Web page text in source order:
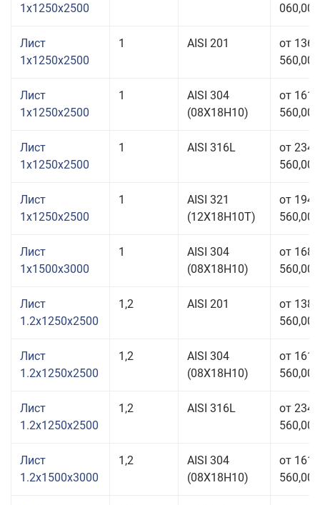
1x1250x2500
060,00
Лист
1x1250x2500
1 AISI 201
от 136
560,00
Лист
1x1250x2500
1
AISI 304
(08Х18Н10)
от 161
560,00
Лист
1x1250x2500
1 AISI 316L
от 234
560,00
Лист
1x1250x2500
1
AISI 321
(12Х18Н10Т)
от 194
560,00
Лист
1x1500x3000
1
AISI 304
(08Х18Н10)
от 168
560,00
Лист
1.2x1250x2500
1,2 AISI 201
от 138
560,00
Лист
1.2x1250x2500
1,2
AISI 304
(08Х18Н10)
от 161
560,00
Лист
1.2x1250x2500
1,2 AISI 316L
от 234
560,00
Лист
1.2x1500x3000
1,2
AISI 304
(08Х18Н10)
от 161
560,00